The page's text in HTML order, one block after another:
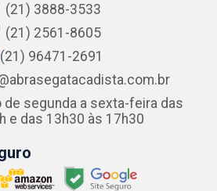
(21) 3888-3533
(21) 2561-8605
(21) 96471-2691
de segunda a sexta-feira das
e das 13h30 às 17h30